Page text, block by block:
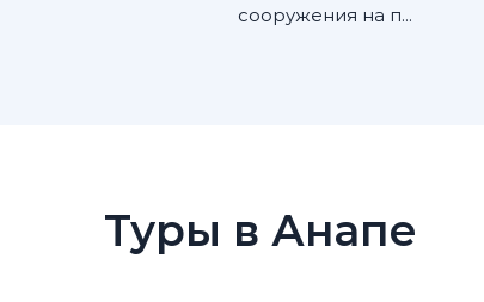
сооружения на п...
Туры в Анапе